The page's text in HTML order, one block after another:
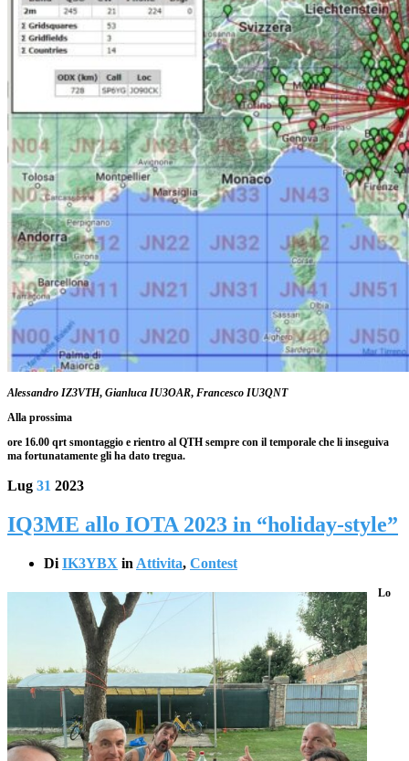
Alessandro IZ3VTH, Gianluca IU3OAR, Francesco IU3QNT
Alla prossima
ore 16.00 qrt smontaggio e rientro al QTH sempre con il temporale che li inseguiva
ma fortunatamente gli ha dato tregua.
Lug 31 2023
IQ3ME allo IOTA 2023 in “holiday-style”
Di IK3YBX in Attivita, Contest
Lo